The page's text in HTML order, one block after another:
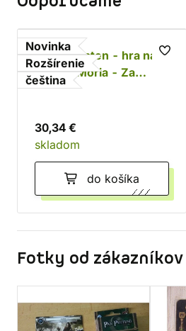
Novinka
Rozšírenie
čeština
Jeden prsten - hra na
hrdiny: Moria - Za
Durinovými dveřmi
30,34 €
skladom
do košíka
Fotky od zákazníkov